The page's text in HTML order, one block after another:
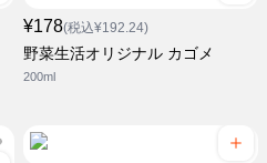
¥178(税込¥192.24)
野菜生活オリジナル カゴメ
200ml